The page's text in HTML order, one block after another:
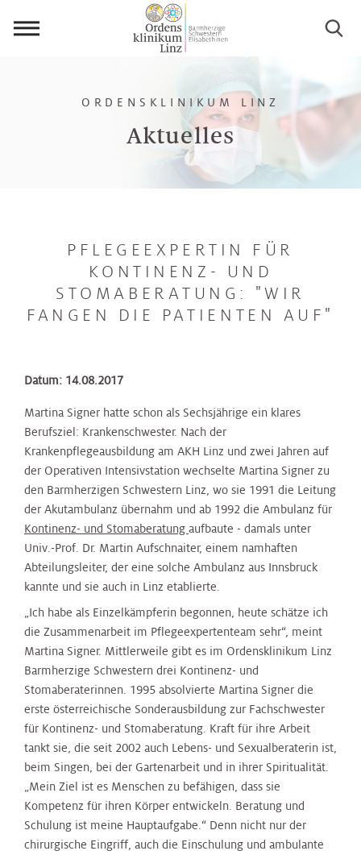
Aktuelles
ORDENSKLINIKUM LINZ
PFLEGEEXPERTIN FÜR
KONTINENZ- UND
STOMABERATUNG: "WIR
FANGEN DIE PATIENTEN AUF"
Datum: 14.08.2017
Martina Signer hatte schon als Sechsjährige ein klares
Berufsziel: Krankenschwester. Nach der
Krankenpflegeausbildung am AKH Linz und zwei Jahren auf
der Operativen Intensivstation wechselte Martina Signer zu
den Barmherzigen Schwestern Linz, wo sie 1991 die Leitung
der Akutambulanz übernahm und ab 1992 die Ambulanz für
Kontinenz- und Stomaberatung aufbaute - damals unter
Univ.-Prof. Dr. Martin Aufschnaiter, einem namhaften
Abteilungsleiter, der eine solche Ambulanz aus Innsbruck
kannte und sie auch in Linz etablierte.
„Ich habe als Einzelkämpferin begonnen, heute schätze ich
die Zusammenarbeit im Pflegeexpertenteam sehr“, meint
Martina Signer. Mittlerweile gibt es im Ordensklinikum Linz
Barmherzige Schwestern drei Kontinenz- und
Stomaberaterinnen. 1995 absolvierte Martina Signer die
erste österreichische Sonderausbildung zur Fachschwester
für Kontinenz- und Stomaberatung. Kraft für ihre Arbeit
tankt sie, die seit 2002 auch Lebens- und Sexualberaterin ist,
beim Singen, bei der Gartenarbeit und in ihrer Spiritualität.
„Mein Ziel ist es Menschen zu befähigen, dass sie
Kompetenz für ihren Körper entwickeln. Beratung und
Schulung ist meine Hauptaufgabe.“ Denn nicht nur der
chirurgische Eingriff, auch die Einschulung und ambulante